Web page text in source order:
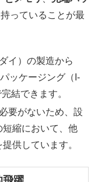
っていることが最
イ）の製造から
ッケージング（I-
結できます。
要がないため、設
縮において、他
供しています。